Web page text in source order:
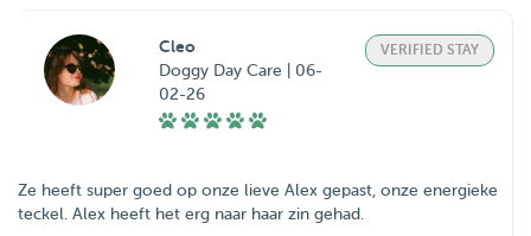
Cleo
Doggy Day Care | 06-
02-26
VERIFIED STAY
Ze heeft super goed op onze lieve Alex gepast, onze energieke
teckel. Alex heeft het erg naar haar zin gehad.